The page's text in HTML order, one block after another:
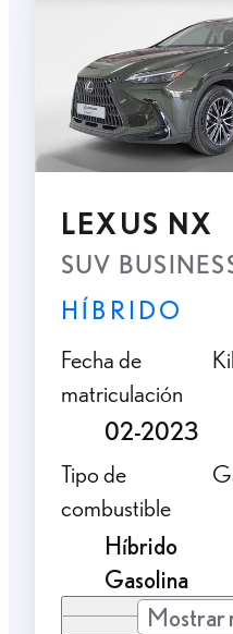
LEXUS NX
SUV
HÍBRIDO
Fecha de
matriculación
02-2023
Tipo de
combustible
Híbrido
Gasolina
Mostrar